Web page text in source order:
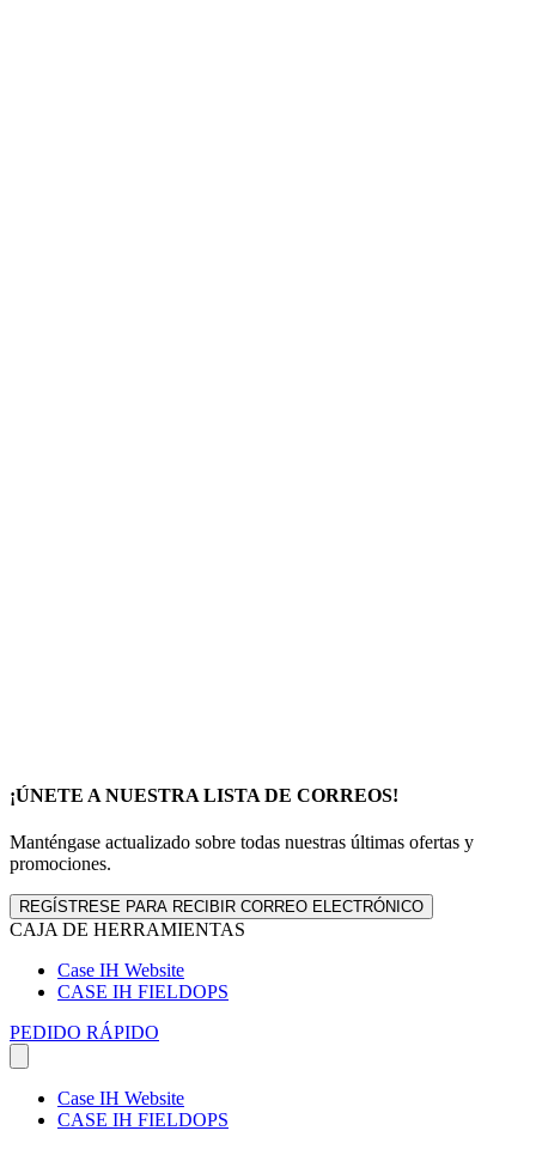
¡ÚNETE A NUESTRA LISTA DE CORREOS!
Manténgase actualizado sobre todas nuestras últimas ofertas y
promociones.
REGÍSTRESE PARA RECIBIR CORREO ELECTRÓNICO
CAJA DE HERRAMIENTAS
Case IH Website
CASE IH FIELDOPS
PEDIDO RÁPIDO
Case IH Website
CASE IH FIELDOPS